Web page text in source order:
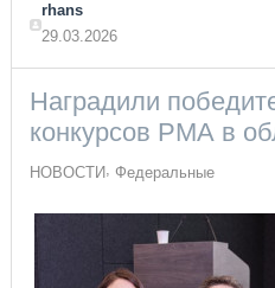
rhans
29.03.2026
Наградили
конкурсов РМА в
НОВОСТИ Федеральные